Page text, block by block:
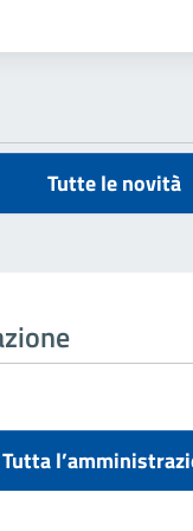
Tutte le novità
Tutta